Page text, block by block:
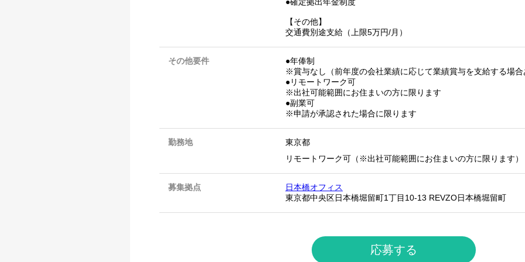
【その他】
交通費別途支給（上限5万円/月）
その他要件
●年俸制
※賞与なし（前年度の会社業績に応じて業績賞与を支給する場合
●リモートワーク可
※出社可能範囲にお住まいの方に限ります
●副業可
※申請が承認された場合に限ります
勤務地
東京都
リモートワーク可（※出社可能範囲にお住まいの方に限ります）
募集拠点
日本橋オフィス
東京都中央区日本橋堀留町1丁目10-13 REVZO日本橋堀留町
応募する